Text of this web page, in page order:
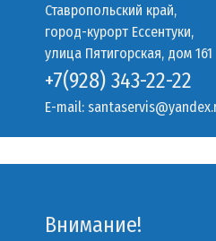
Ставропольский край,
город-курорт Ессентуки,
улица Пятигорская, дом 161
+7(928) 343-22-22
E-mail:
Внимание!